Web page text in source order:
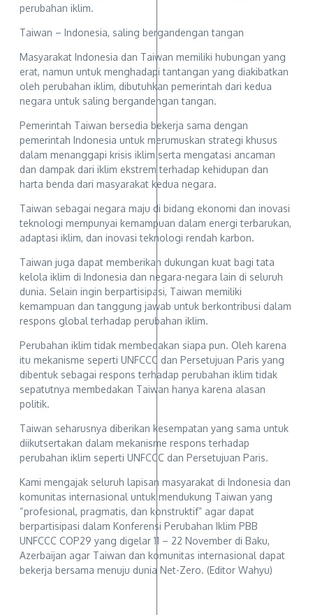
perubahan iklim.
Taiwan – Indonesia, saling bergandengan tangan
Masyarakat Indonesia dan Taiwan memiliki hubungan yang
erat, namun untuk menghadapi tantangan yang diakibatkan
oleh perubahan iklim, dibutuhkan pemerintah dari kedua
negara untuk saling bergandengan tangan.
Pemerintah Taiwan bersedia bekerja sama dengan
pemerintah Indonesia untuk merumuskan strategi khusus
dalam menanggapi krisis iklim serta mengatasi ancaman
dan dampak dari iklim ekstrem terhadap kehidupan dan
harta benda dari masyarakat kedua negara.
Taiwan sebagai negara maju di bidang ekonomi dan inovasi
teknologi mempunyai kemampuan dalam energi terbarukan,
adaptasi iklim, dan inovasi teknologi rendah karbon.
Taiwan juga dapat memberikan dukungan kuat bagi tata
kelola iklim di Indonesia dan negara-negara lain di seluruh
dunia. Selain ingin berpartisipasi, Taiwan memiliki
kemampuan dan tanggung jawab untuk berkontribusi dalam
respons global terhadap perubahan iklim.
Perubahan iklim tidak membedakan siapa pun. Oleh karena
itu mekanisme seperti UNFCCC dan Persetujuan Paris yang
dibentuk sebagai respons terhadap perubahan iklim tidak
sepatutnya membedakan Taiwan hanya karena alasan
politik.
Taiwan seharusnya diberikan kesempatan yang sama untuk
diikutsertakan dalam mekanisme respons terhadap
perubahan iklim seperti UNFCCC dan Persetujuan Paris.
Kami mengajak seluruh lapisan masyarakat di Indonesia dan
komunitas internasional untuk mendukung Taiwan yang
“profesional, pragmatis, dan konstruktif” agar dapat
berpartisipasi dalam Konferensi Perubahan Iklim PBB
UNFCCC COP29 yang digelar 11 – 22 November di Baku,
Azerbaijan agar Taiwan dan komunitas internasional dapat
bekerja bersama menuju dunia Net-Zero. (Editor Wahyu)